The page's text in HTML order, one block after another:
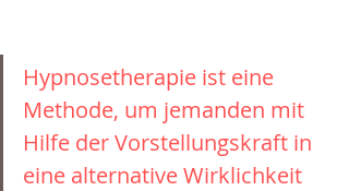
Hypnosetherapie ist eine
Methode, um jemanden mit
Hilfe der Vorstellungskraft in
eine alternative Wirklichkeit